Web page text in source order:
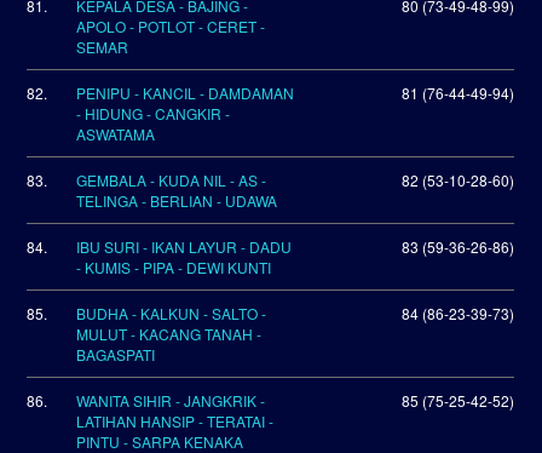
81.
KEPALA DESA - BAJING -
APOLO - POTLOT - CERET -
SEMAR
80 (73-49-48-99)
82.
PENIPU - KANCIL - DAMDAMAN
- HIDUNG - CANGKIR -
ASWATAMA
81 (76-44-49-94)
83.
GEMBALA - KUDA NIL - AS -
TELINGA - BERLIAN - UDAWA
82 (53-10-28-60)
84.
IBU SURI - IKAN LAYUR - DADU
- KUMIS - PIPA - DEWI KUNTI
83 (59-36-26-86)
85.
BUDHA - KALKUN - SALTO -
MULUT - KACANG TANAH -
BAGASPATI
84 (86-23-39-73)
86.
WANITA SIHIR - JANGKRIK -
LATIHAN HANSIP - TERATAI -
PINTU - SARPA KENAKA
85 (75-25-42-52)